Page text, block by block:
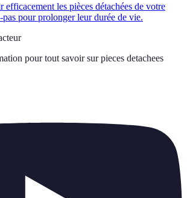
efficacement les pièces détachées de votre
pas pour prolonger leur durée de vie.
pour tout savoir sur pieces detachees